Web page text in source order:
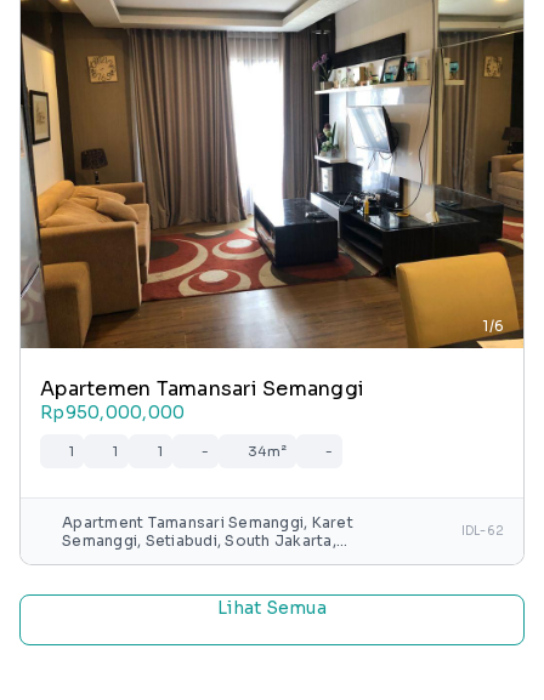
1/6
Apartemen Tamansari Semanggi
Rp950,000,000
1 1 1 - 34m² -
Apartment Tamansari Semanggi, Karet
Semanggi, Setiabudi, South Jakarta,
IDL-62
Lihat Semua